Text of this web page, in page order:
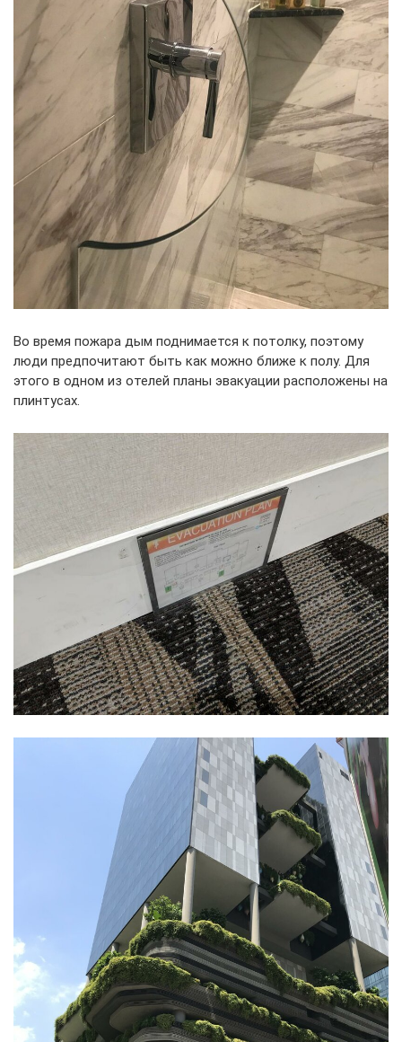
Во время пожара дым поднимается к потолку, поэтому
люди предпочитают быть как можно ближе к полу. Для
этого в одном из отелей планы эвакуации расположены на
плинтусах.